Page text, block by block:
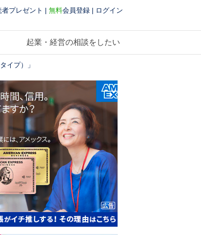
者プレゼント | 無料会員登録 | ログイン
起業・経営の相談をしたい
イプ）」